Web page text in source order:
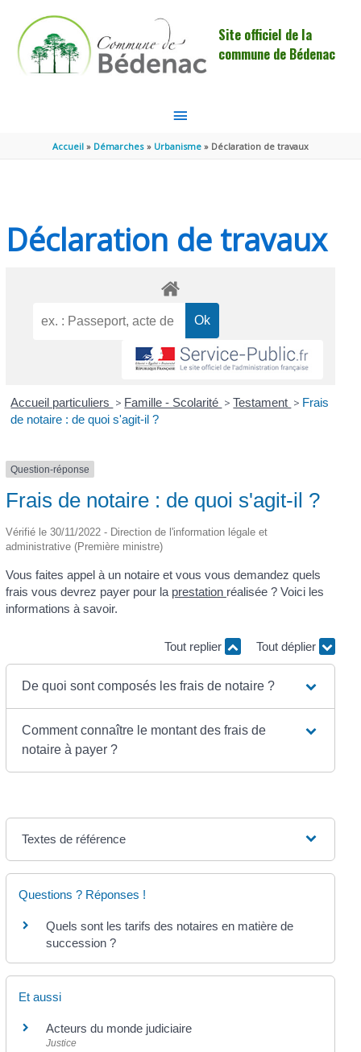
Site officiel de la
commune de Bédenac
MENU
PRINCIPAL
Accueil Démarches Urbanisme Déclaration de travaux
Déclaration de travaux
Accueil particuliers > Famille - Scolarité > Testament > Frais
de notaire : de quoi s'agit-il ?
Question-réponse
Frais de notaire : de quoi s'agit-il ?
Vérifié le 30/11/2022 - Direction de l'information légale et
administrative (Première ministre)
Vous faites appel à un notaire et vous vous demandez quels
frais vous devrez payer pour la prestation réalisée ? Voici les
informations à savoir.
Tout replier Tout déplier
De quoi sont composés les frais de notaire ?
Comment connaître le montant des frais de
notaire à payer ?
Textes de référence
Questions ? Réponses !
Quels sont les tarifs des notaires en matière de
succession ?
Et aussi
Acteurs du monde judiciaire
Justice